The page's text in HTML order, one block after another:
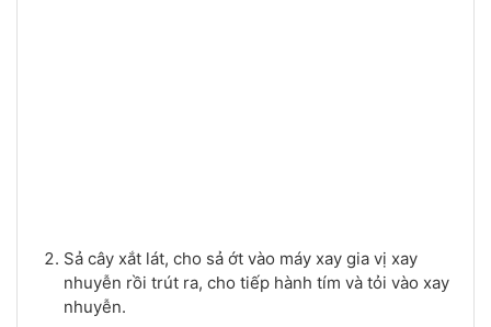
Sả cây xắt lát, cho sả ớt vào máy xay gia vị xay
nhuyễn rồi trút ra, cho tiếp hành tím và tỏi vào xay
nhuyễn.